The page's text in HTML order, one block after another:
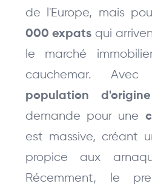
de l'Europe, mais
000 expats qui
le marché
cauchemar. Avec
population
demande pour une
est massive, créant
propice aux